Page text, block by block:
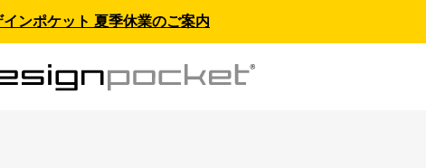
インポケット 夏季休業のご案内